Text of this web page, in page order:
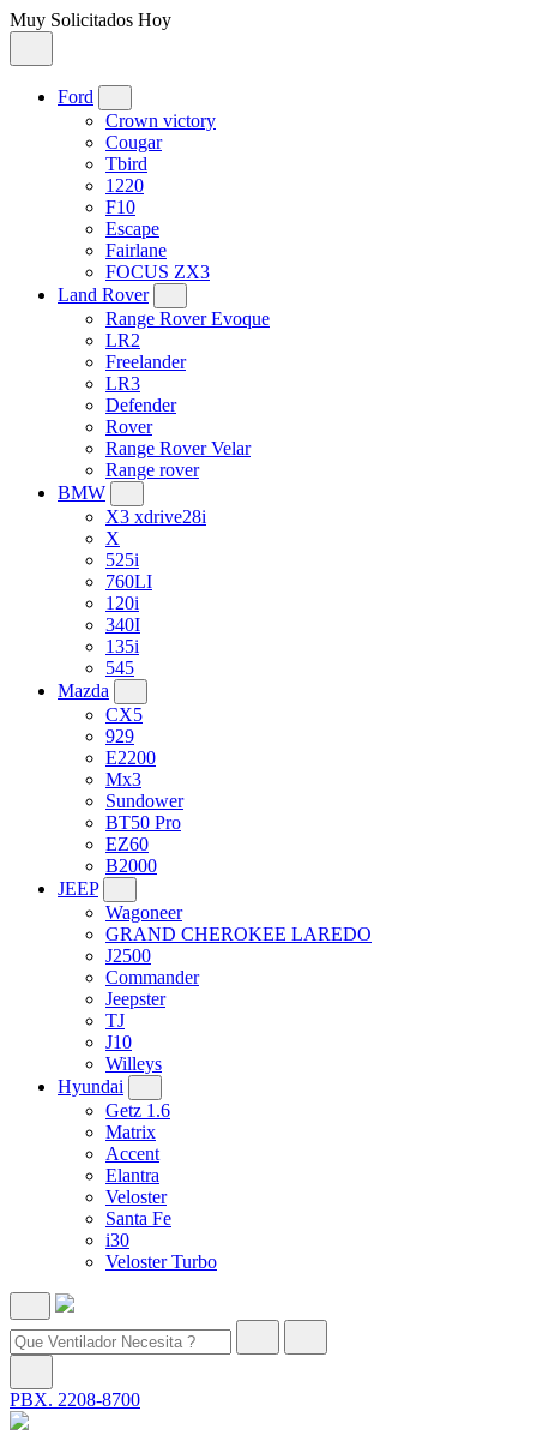
Muy Solicitados Hoy
Ford
Crown victory
Cougar
Tbird
1220
F10
Escape
Fairlane
FOCUS ZX3
Land Rover
Range Rover Evoque
LR2
Freelander
LR3
Defender
Rover
Range Rover Velar
Range rover
BMW
X3 xdrive28i
X
525i
760LI
120i
340I
135i
545
Mazda
CX5
929
E2200
Mx3
Sundower
BT50 Pro
EZ60
B2000
JEEP
Wagoneer
GRAND CHEROKEE LAREDO
J2500
Commander
Jeepster
TJ
J10
Willeys
Hyundai
Getz 1.6
Matrix
Accent
Elantra
Veloster
Santa Fe
i30
Veloster Turbo
PBX. 2208-8700